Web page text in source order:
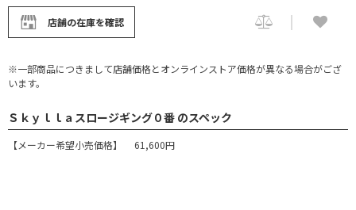
店舗の在庫を確認
※一部商品につきまして店舗価格とオンラインストア価格が異なる場合がござ
います。
Ｓｋｙｌｌａスロージギング０番 のスペック
【メーカー希望小売価格】 61,600円